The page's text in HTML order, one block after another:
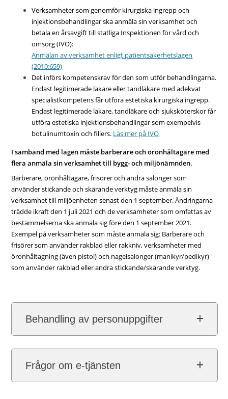
Verksamheter som genomför kirurgiska ingrepp och
injektionsbehandlingar ska anmäla sin verksamhet och
betala en årsavgift till statliga Inspektionen för vård och
omsorg (IVO):
Anmälan av verksamhet enligt patientsäkerhetslagen
(2010:659)
Det införs kompetenskrav för den som utför behandlingarna.
Endast legitimerade läkare eller tandläkare med adekvat
specialistkompetens får utföra estetiska kirurgiska ingrepp.
Endast legitimerade läkare, tandläkare och sjuksköterskor får
utföra estetiska injektionsbehandlingar som exempelvis
botulinumtoxin och fillers. Läs mer på IVO
I samband med lagen måste barberare och öronhåltagare med
flera anmäla sin verksamhet till bygg- och miljönämnden.
Barberare, öronhåltagare, frisörer och andra salonger som
använder stickande och skärande verktyg måste anmäla sin
verksamhet till miljöenheten senast den 1 september. Ändringarna
trädde ikraft den 1 juli 2021 och de verksamheter som omfattas av
bestämmelserna ska anmäla sig före den 1 september 2021.
Exempel på verksamheter som måste anmäla sig: Barberare och
frisörer som använder rakblad eller rakkniv, verksamheter med
öronhåltagning (även pistol) och nagelsalonger (manikyr/pedikyr)
som använder rakblad eller andra stickande/skärande verktyg.
Behandling av personuppgifter
Frågor om e-tjänsten